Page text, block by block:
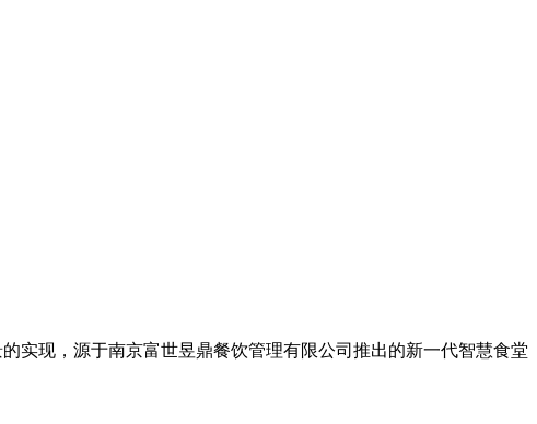
实现，源于南京富世昱鼎餐饮管理有限公司推出的新一代智慧食堂